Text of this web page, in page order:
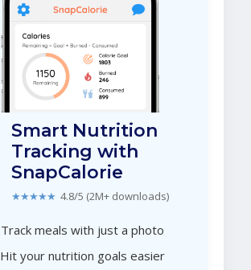
Smart Nutrition
Tracking with
SnapCalorie
★★★★★ 4.8/5 (2M+ downloads)
Track meals with just a photo
Hit your nutrition goals easier